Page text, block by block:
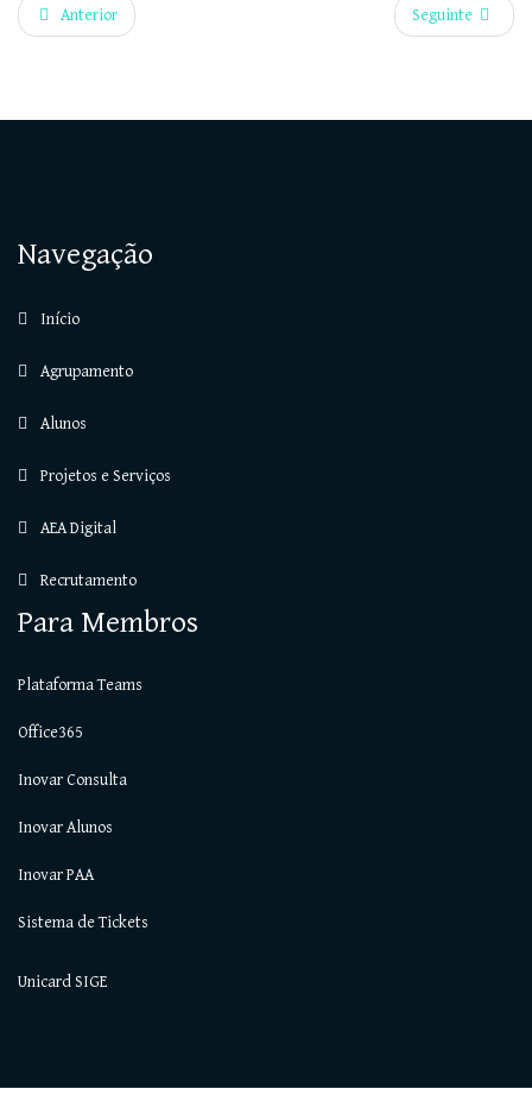
Anterior Seguinte
Navegação
Início
Agrupamento
Alunos
Projetos e Serviços
AEA Digital
Recrutamento
Para Membros
Plataforma Teams
Office365
Inovar Consulta
Inovar Alunos
Inovar PAA
Sistema de Tickets
Unicard SIGE